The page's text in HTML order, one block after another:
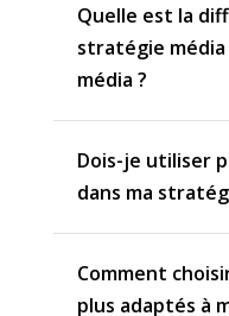
Quelle est la
stratégie
média ?
Dois-je utiliser
dans ma
Comment
plus adaptés à